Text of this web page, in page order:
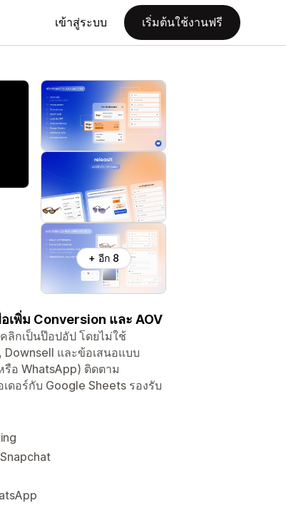
เข้าสู่ระบบ เริ่มต้นใช้งานฟรี
+ อีก 8
เพิ่ม Conversion และ AOV
ลิกเป็นป๊อปอัป โดยไม่ใช้
และข้อเสนอแบบ
รือ WhatsApp) ติดตาม
ดอร์กับ Google Sheets รองรับ